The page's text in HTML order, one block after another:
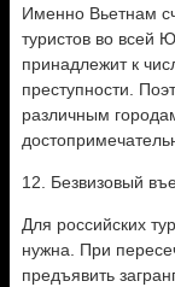
Именно Вьетнам
туристов во всей
принадлежит к
преступности.
различным
12. Безвизовый
Для российских
нужна. При
предъявить